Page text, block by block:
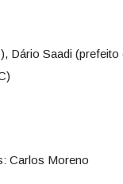
Dário Saadi
Carlos Moreno